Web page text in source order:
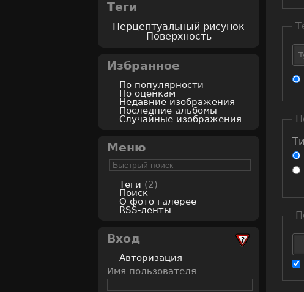
Теги
Перцептуальный рисунок
Поверхность
Избранное
По популярности
По оценкам
Недавние изображения
Последние альбомы
Случайные изображения
Меню
Теги (2)
Поиск
О фото галерее
RSS-ленты
Вход
Авторизация
Имя пользователя